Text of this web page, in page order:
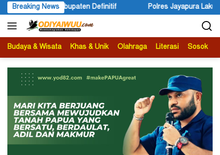
Langsung
ke
konten
Breaking News
Polres Jayapura Lakukan Penyelidikan Pasca Keracunan Akibat
Budaya & Wisata Khas & Unik Olahraga Literasi Sosok